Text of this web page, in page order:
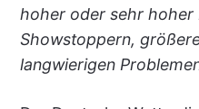
hoher oder sehr hoher
Showstoppern,
langwierigen